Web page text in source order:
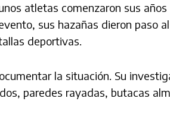
atletas comenzaron sus
sus hazañas dieron paso
deportivas.
la situación. Su
paredes rayadas, butacas